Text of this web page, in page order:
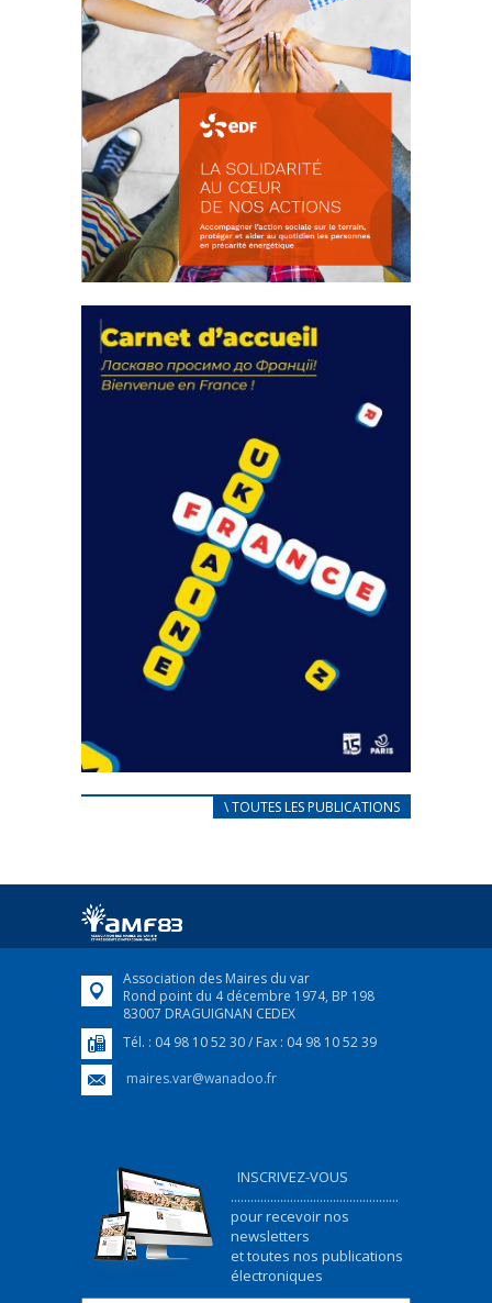
actions
18 septembre 2023
FEUILLETER
CARNET D’ACCUEIL
Afin d’accompagner au mieux les réfugiés
FEUILLETER
\ TOUTES LES PUBLICATIONS
Association des Maires du var
Rond point du 4 décembre 1974, BP 198
83007 DRAGUIGNAN CEDEX
Tél. : 04 98 10 52 30 / Fax : 04 98 10 52 39
maires.var@wanadoo.fr
INSCRIVEZ-VOUS
...................................................
pour recevoir nos
newsletters
et toutes nos publications
électroniques